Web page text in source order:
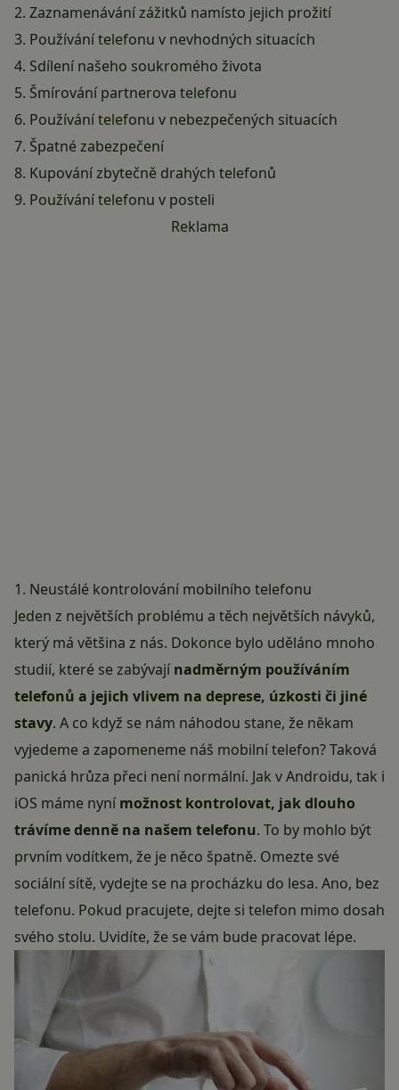
2. Zaznamenávání zážitků namísto jejich prožití
3. Používání telefonu v nevhodných situacích
4. Sdílení našeho soukromého života
5. Šmírování partnerova telefonu
6. Používání telefonu v nebezpečených situacích
7. Špatné zabezpečení
8. Kupování zbytečně drahých telefonů
9. Používání telefonu v posteli
Reklama
1. Neustálé kontrolování mobilního telefonu
Jeden z největších problému a těch největších návyků,
který má většina z nás. Dokonce bylo uděláno mnoho
studií, které se zabývají nadměrným používáním
telefonů a jejich vlivem na deprese, úzkosti či jiné
stavy. A co když se nám náhodou stane, že někam
vyjedeme a zapomeneme náš mobilní telefon? Taková
panická hrůza přeci není normální. Jak v Androidu, tak i
iOS máme nyní možnost kontrolovat, jak dlouho
trávíme denně na našem telefonu. To by mohlo být
prvním vodítkem, že je něco špatně. Omezte své
sociální sítě, vydejte se na procházku do lesa. Ano, bez
telefonu. Pokud pracujete, dejte si telefon mimo dosah
svého stolu. Uvidíte, že se vám bude pracovat lépe.